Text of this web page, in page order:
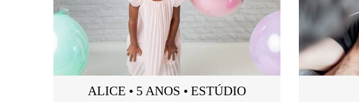
ALICE • 5 ANOS • ESTÚDIO